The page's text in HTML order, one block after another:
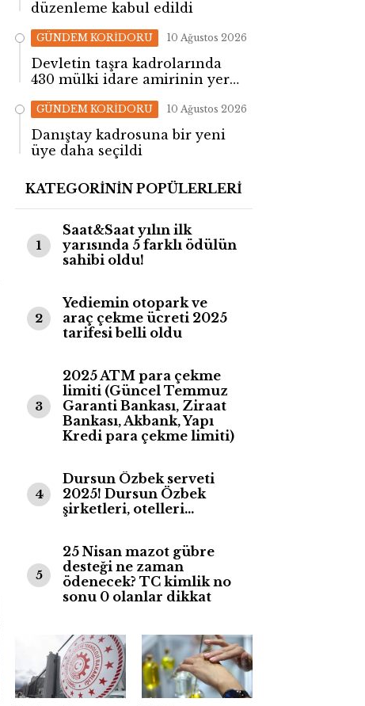
düzenleme kabul edildi
GÜNDEM KORİDORU 10 Ağustos 2026
Devletin taşra kadrolarında
430 mülki idare amirinin yeri
GÜNDEM KORİDORU 10 Ağustos 2026
Danıştay kadrosuna bir yeni
üye daha seçildi
KATEGORİNİN POPÜLERLERİ
1
Saat&Saat yılın ilk
yarısında 5 farklı ödülün
sahibi oldu!
2
Yediemin otopark ve
araç çekme ücreti 2025
tarifesi belli oldu
3
2025 ATM para çekme
limiti (Güncel Temmuz
Garanti Bankası, Ziraat
Bankası, Akbank, Yapı
Kredi para çekme limiti)
4
Dursun Özbek serveti
2025! Dursun Özbek
şirketleri, otelleri…
5
25 Nisan mazot gübre
desteği ne zaman
ödenecek? TC kimlik no
sonu 0 olanlar dikkat